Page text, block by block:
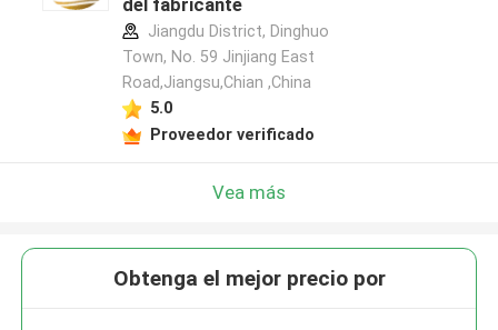
del fabricante
Jiangdu District, Dinghuo
Town, No. 59 Jinjiang East
Road,Jiangsu,Chian ,China
5.0
Proveedor verificado
Vea más
Obtenga el mejor precio por